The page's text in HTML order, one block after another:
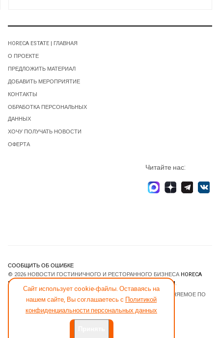
Сайт использует cookie-файлы. Оставаясь на
нашем сайте, Вы соглашаетесь с Политикой
конфиденциальности персональных данных
HORECA ESTATE | ГЛАВНАЯ
О ПРОЕКТЕ
ПРЕДЛОЖИТЬ МАТЕРИАЛ
ДОБАВИТЬ МЕРОПРИЯТИЕ
КОНТАКТЫ
ОБРАБОТКА ПЕРСОНАЛЬНЫХ
ДАННЫХ
ХОЧУ ПОЛУЧАТЬ НОВОСТИ
ОФЕРТА
Читайте нас:
СООБЩИТЬ ОБ ОШИБКЕ
© 2026 НОВОСТИ ГОСТИНИЧНОГО И РЕСТОРАННОГО БИЗНЕСА HORECA
ESTATE
JOOMLART.COM.
- ПРОГРАММНОЕ ОБЕСПЕЧЕНИЕ, РАСПРОСТРАНЯЕМОЕ ПО
ЛИЦЕНЗИИGNU GENERAL PUBLIC LICENSE.